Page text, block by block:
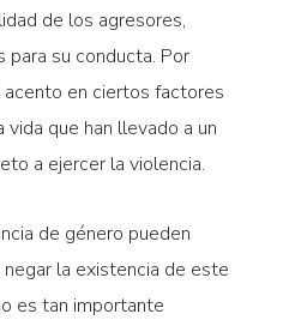
de los agresores,
para su conducta. Por
en ciertos factores
que han llevado a un
a ejercer la violencia.
de género pueden
la existencia de este
es tan importante